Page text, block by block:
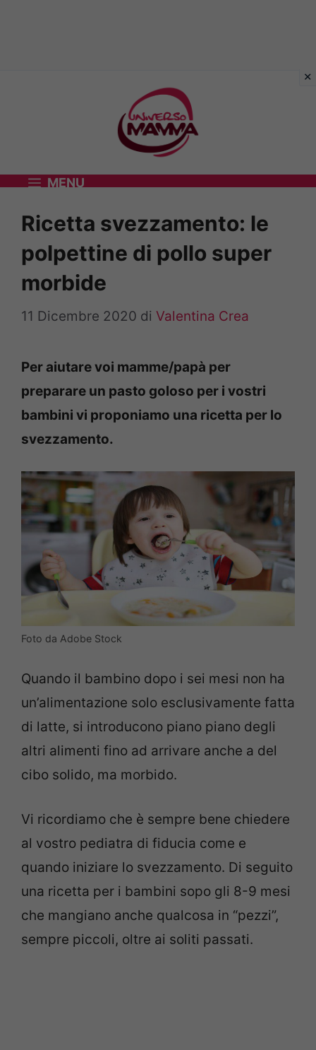
MENU
Ricetta svezzamento: le
polpettine di pollo super
morbide
11 Dicembre 2020 di Valentina Crea
Per aiutare voi mamme/papà per
preparare un pasto goloso per i vostri
bambini vi proponiamo una ricetta per lo
svezzamento.
Foto da Adobe Stock
Quando il bambino dopo i sei mesi non ha
un’alimentazione solo esclusivamente fatta
di latte, si introducono piano piano degli
altri alimenti fino ad arrivare anche a del
cibo solido, ma morbido.
Vi ricordiamo che è sempre bene chiedere
al vostro pediatra di fiducia come e
quando iniziare lo svezzamento. Di seguito
una ricetta per i bambini sopo gli 8-9 mesi
che mangiano anche qualcosa in “pezzi”,
sempre piccoli, oltre ai soliti passati.